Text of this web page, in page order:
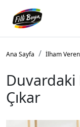
Ana Sayfa İlham
Duvardaki
Çıkar